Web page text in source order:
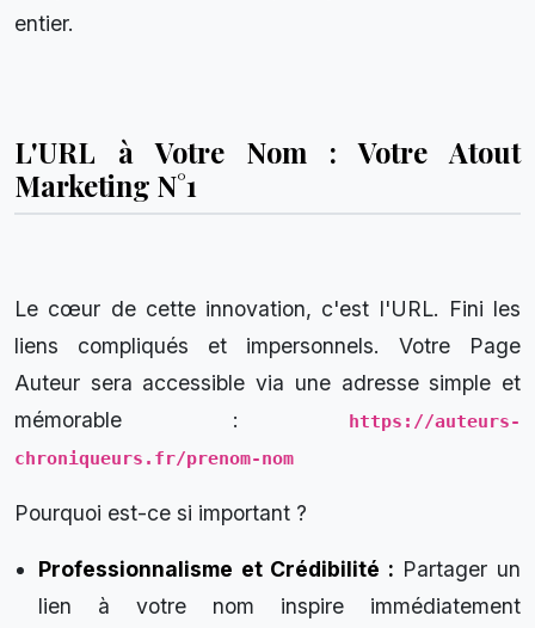
entier.
L'URL à Votre Nom : Votre Atout
Marketing N°1
Le cœur de cette innovation, c'est l'URL. Fini les
liens compliqués et impersonnels. Votre Page
Auteur sera accessible via une adresse simple et
mémorable :
https://auteurs-
chroniqueurs.fr/prenom-nom
Pourquoi est-ce si important ?
Professionnalisme et Crédibilité : Partager un
lien à votre nom inspire immédiatement